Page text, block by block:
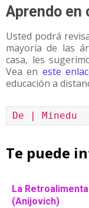
Aprendo en
Usted podrá
mayoría de las
casa, les
Vea en este
educación a
De | Minedu
Te puede
La
(Anijovich)